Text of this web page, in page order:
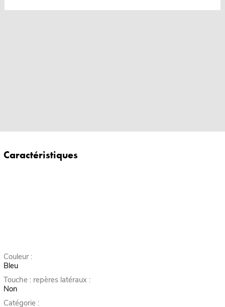
Caractéristiques
Couleur :
Bleu
Touche : repères latéraux :
Non
Catégorie :